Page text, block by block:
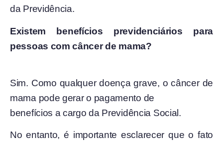
da Previdência.
Existem benefícios previdenciários para
pessoas com câncer de mama?
Sim. Como qualquer doença grave, o câncer de
mama pode gerar o pagamento de
benefícios a cargo da Previdência Social.
No entanto, é importante esclarecer que o fato